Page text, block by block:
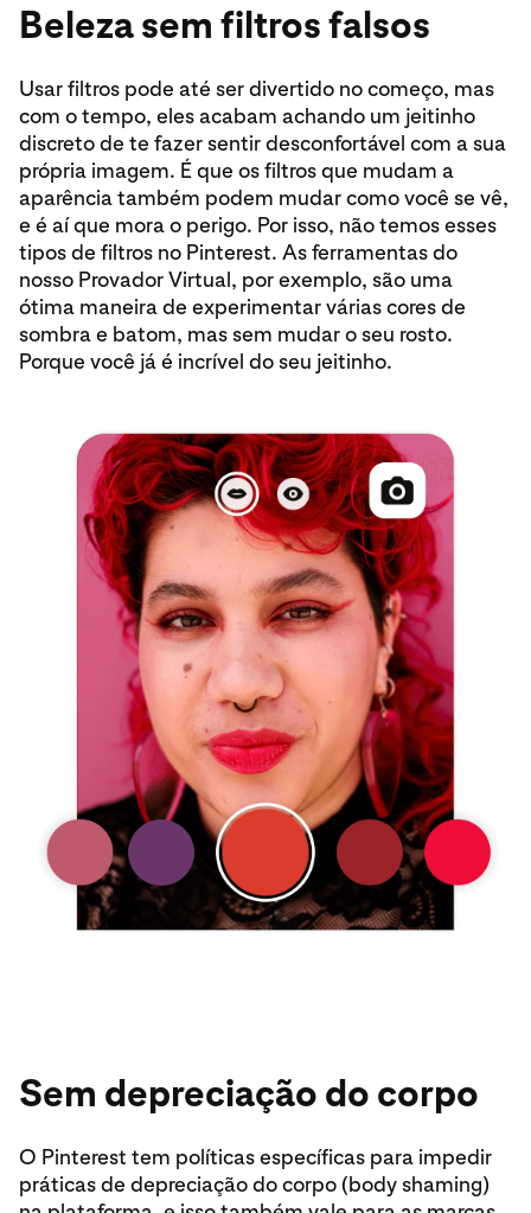
Beleza sem filtros falsos
Usar filtros pode até ser divertido no começo, mas
com o tempo, eles acabam achando um jeitinho
discreto de te fazer sentir desconfortável com a sua
própria imagem. É que os filtros que mudam a
aparência também podem mudar como você se vê,
e é aí que mora o perigo. Por isso, não temos esses
tipos de filtros no Pinterest. As ferramentas do
nosso Provador Virtual, por exemplo, são uma
ótima maneira de experimentar várias cores de
sombra e batom, mas sem mudar o seu rosto.
Porque você já é incrível do seu jeitinho.
Sem depreciação do corpo
O Pinterest tem políticas específicas para impedir
práticas de depreciação do corpo (body shaming)